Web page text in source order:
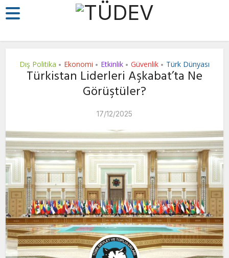
Dış Politika • Ekonomi • Etkinlik • Güvenlik • Türk Dünyası
Türkistan Liderleri Aşkabat’ta Ne
Görüştüler?
17/12/2025